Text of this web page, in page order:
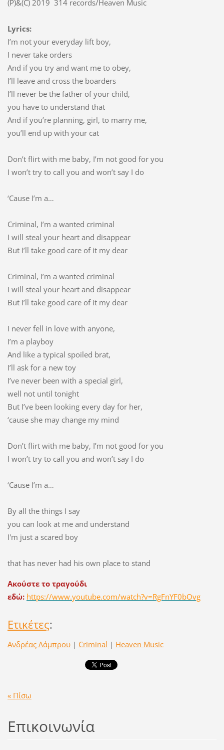
(P)&(C) 2019 314 records/Heaven Music
Lyrics:
I’m not your everyday lift boy,
I never take orders
And if you try and want me to obey,
I’ll leave and cross the boarders
I’ll never be the father of your child,
you have to understand that
And if you’re planning, girl, to marry me,
you’ll end up with your cat
Don’t flirt with me baby, I’m not good for you
I won’t try to call you and won’t say I do
‘Cause I’m a…
Criminal, I’m a wanted criminal
I will steal your heart and disappear
But I’ll take good care of it my dear
Criminal, I’m a wanted criminal
I will steal your heart and disappear
But I’ll take good care of it my dear
I never fell in love with anyone,
I’m a playboy
And like a typical spoiled brat,
I’ll ask for a new toy
I’ve never been with a special girl,
well not until tonight
But I’ve been looking every day for her,
‘cause she may change my mind
Don’t flirt with me baby, I’m not good for you
I won’t try to call you and won’t say I do
‘Cause I’m a…
By all the things I say
you can look at me and understand
I'm just a scared boy
that has never had his own place to stand
Ακούστε το τραγούδι
εδώ: https://www.youtube.com/watch?v=RgFnYF0bOvg
Ετικέτες:
Ανδρέας Λάμπρου | Criminal | Heaven Music
« Πίσω
Επικοινωνία